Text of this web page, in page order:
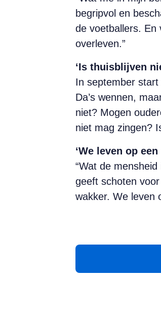
begripvol en
de voetballers. En
overleven.”
‘Is thuisblijven
In september
Da’s wennen,
niet? Mogen
niet mag zingen?
‘We leven op
“Wat de
geeft schoten
wakker. We leven